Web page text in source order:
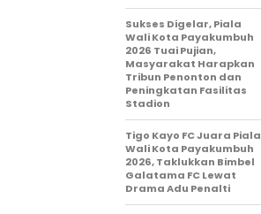
Sukses Digelar, Piala
Wali Kota Payakumbuh
2026 Tuai Pujian,
Masyarakat Harapkan
Tribun Penonton dan
Peningkatan Fasilitas
Stadion
Tigo Kayo FC Juara Piala
Wali Kota Payakumbuh
2026, Taklukkan Bimbel
Galatama FC Lewat
Drama Adu Penalti